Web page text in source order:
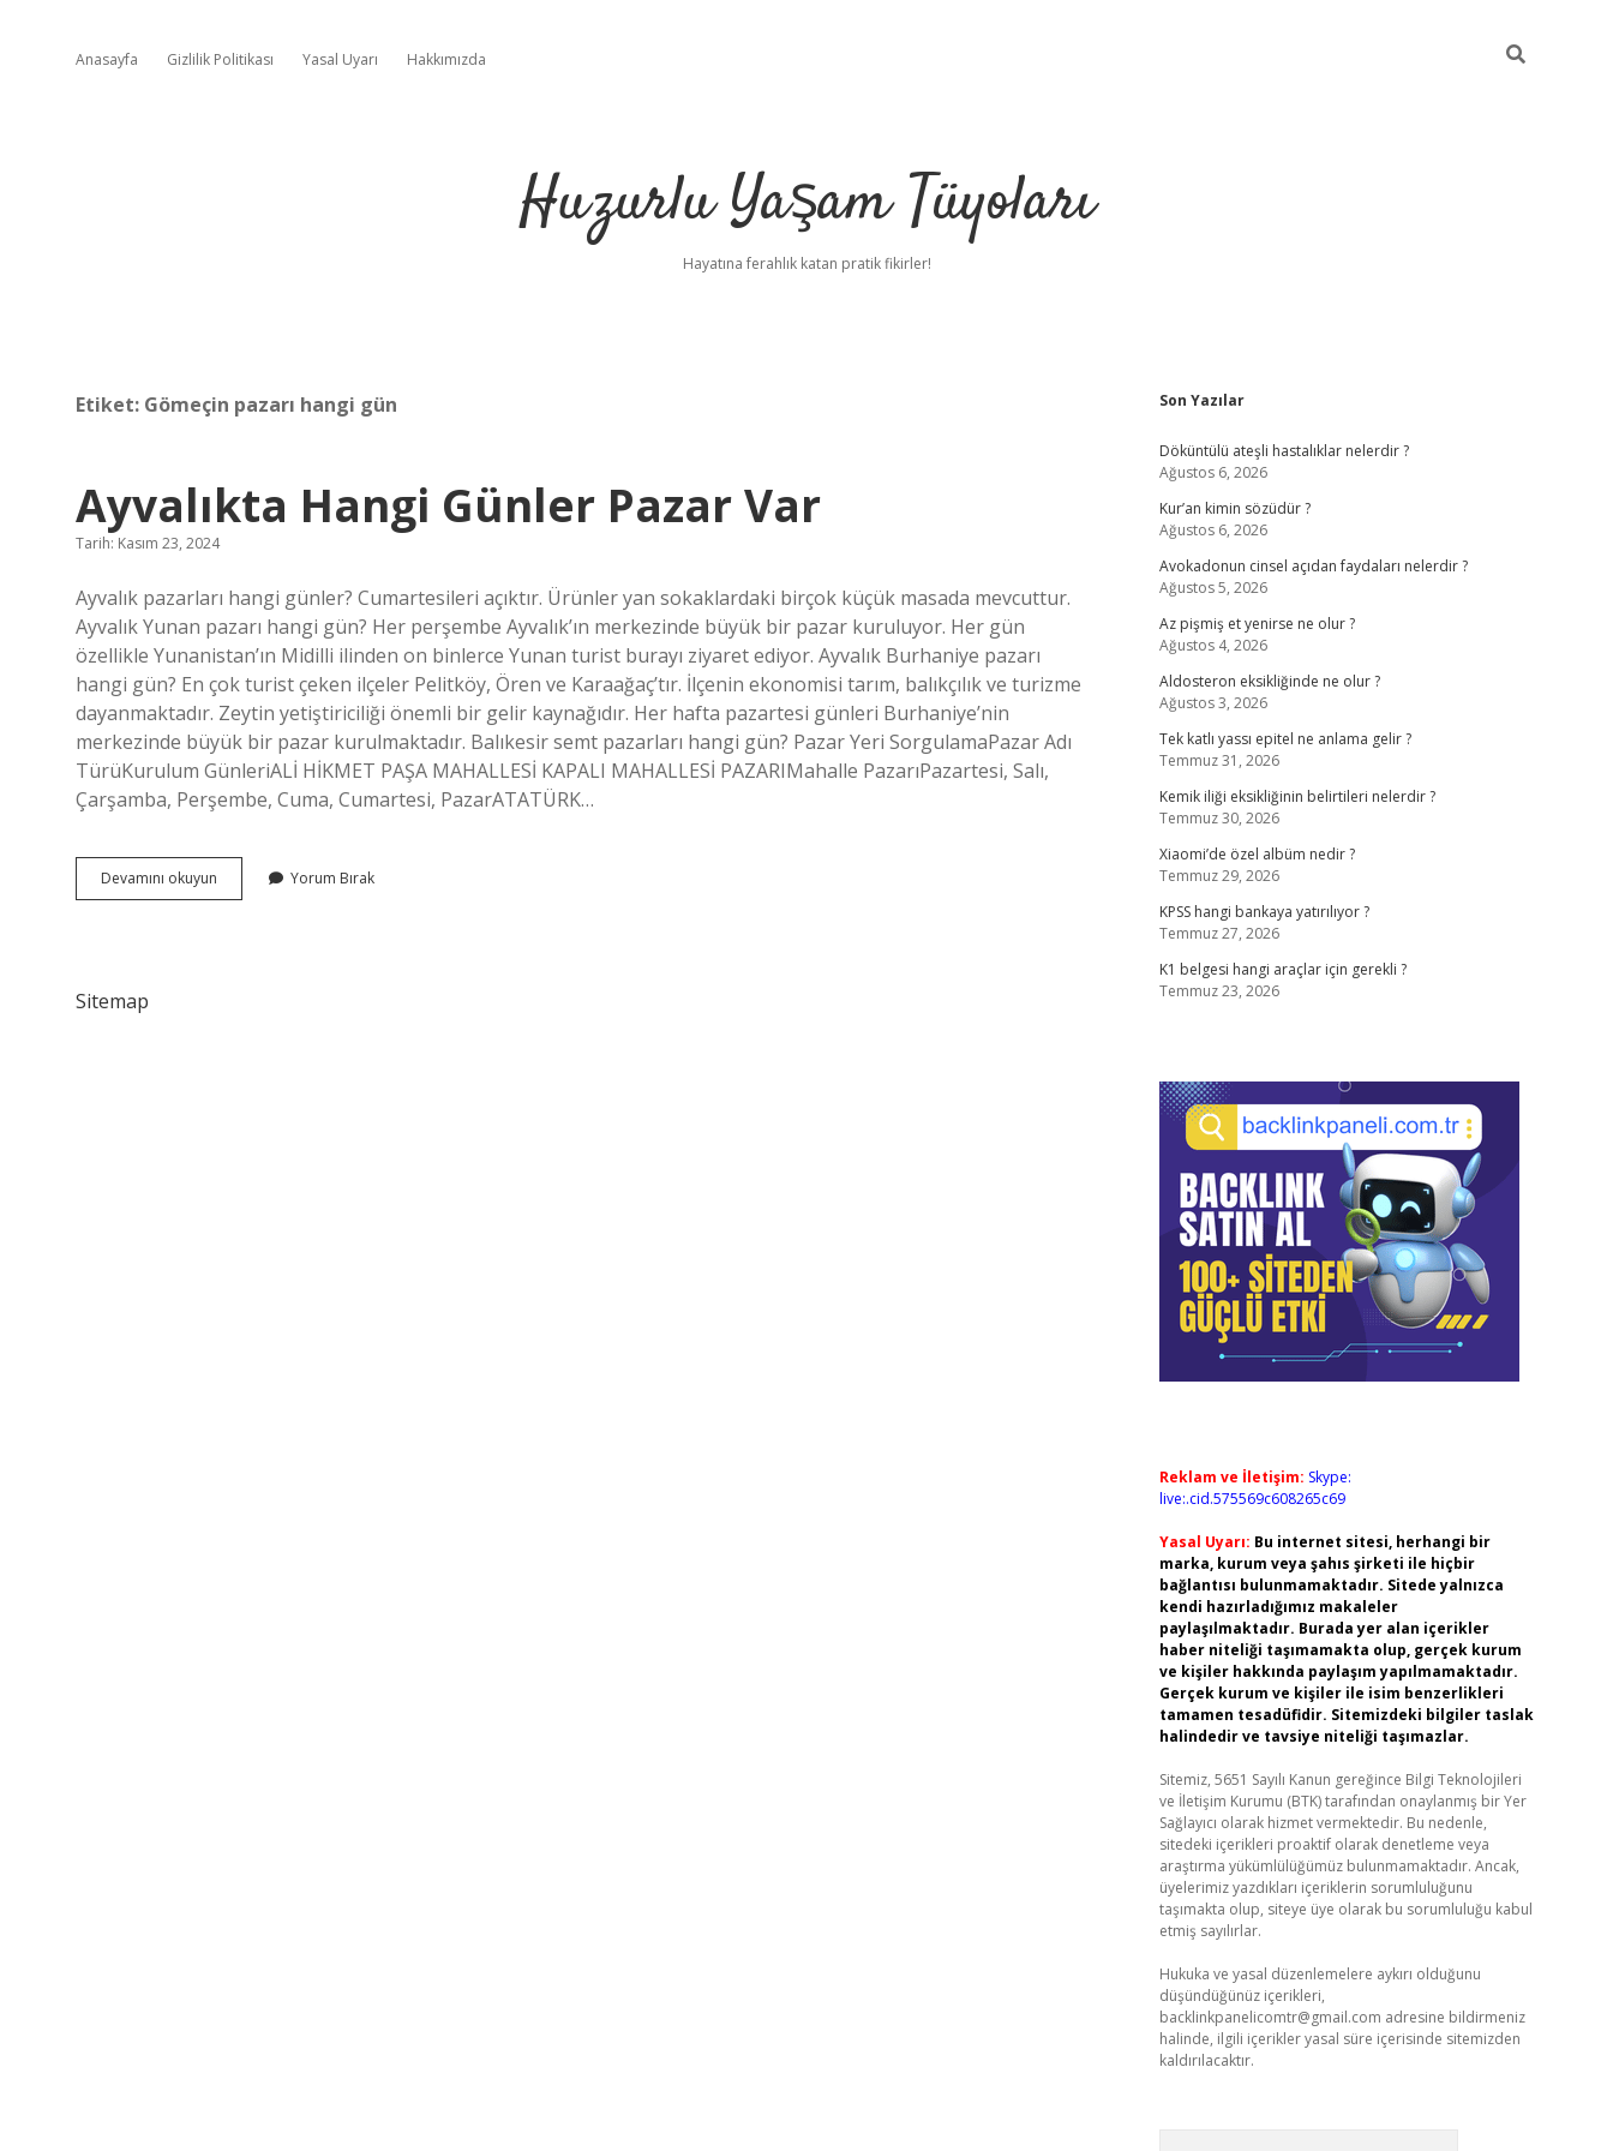
Anasayfa Gizlilik Politikası Yasal Uyarı Hakkımızda
Huzurlu Yaşam Tüyoları
Hayatına ferahlık katan pratik fikirler!
Etiket: Gömeçin pazarı hangi gün
Ayvalıkta Hangi Günler Pazar Var
Tarih: Kasım 23, 2024
Ayvalık pazarları hangi günler? Cumartesileri açıktır. Ürünler yan sokaklardaki birçok küçük masada mevcuttur.
Ayvalık Yunan pazarı hangi gün? Her perşembe Ayvalık’ın merkezinde büyük bir pazar kuruluyor. Her gün
özellikle Yunanistan’ın Midilli ilinden on binlerce Yunan turist burayı ziyaret ediyor. Ayvalık Burhaniye pazarı
hangi gün? En çok turist çeken ilçeler Pelitköy, Ören ve Karaağaç’tır. İlçenin ekonomisi tarım, balıkçılık ve turizme
dayanmaktadır. Zeytin yetiştiriciliği önemli bir gelir kaynağıdır. Her hafta pazartesi günleri Burhaniye’nin
merkezinde büyük bir pazar kurulmaktadır. Balıkesir semt pazarları hangi gün? Pazar Yeri SorgulamaPazar Adı
TürüKurulum GünleriALİ HİKMET PAŞA MAHALLESİ KAPALI MAHALLESİ PAZARIMahalle PazarıPazartesi, Salı,
Çarşamba, Perşembe, Cuma, Cumartesi, PazarATATÜRK…
Devamını okuyun Ayvalıkta
Hangi
Yorum Bırak
Sitemap
Sidebar
Son Yazılar
Döküntülü ateşli hastalıklar nelerdir ?
Ağustos 6, 2026
Kur’an kimin sözüdür ?
Ağustos 6, 2026
Avokadonun cinsel açıdan faydaları nelerdir ?
Ağustos 5, 2026
Az pişmiş et yenirse ne olur ?
Ağustos 4, 2026
Aldosteron eksikliğinde ne olur ?
Ağustos 3, 2026
Tek katlı yassı epitel ne anlama gelir ?
Temmuz 31, 2026
Kemik iliği eksikliğinin belirtileri nelerdir ?
Temmuz 30, 2026
Xiaomi’de özel albüm nedir ?
Temmuz 29, 2026
KPSS hangi bankaya yatırılıyor ?
Temmuz 27, 2026
K1 belgesi hangi araçlar için gerekli ?
Temmuz 23, 2026
Reklam ve İletişim: Skype:
live:.cid.575569c608265c69
Yasal Uyarı: Bu internet sitesi, herhangi bir
marka, kurum veya şahıs şirketi ile hiçbir
bağlantısı bulunmamaktadır. Sitede yalnızca
kendi hazırladığımız makaleler
paylaşılmaktadır. Burada yer alan içerikler
haber niteliği taşımamakta olup, gerçek kurum
ve kişiler hakkında paylaşım yapılmamaktadır.
Gerçek kurum ve kişiler ile isim benzerlikleri
tamamen tesadüfidir. Sitemizdeki bilgiler taslak
halindedir ve tavsiye niteliği taşımazlar.
Sitemiz, 5651 Sayılı Kanun gereğince Bilgi Teknolojileri
ve İletişim Kurumu (BTK) tarafından onaylanmış bir Yer
Sağlayıcı olarak hizmet vermektedir. Bu nedenle,
sitedeki içerikleri proaktif olarak denetleme veya
araştırma yükümlülüğümüz bulunmamaktadır. Ancak,
üyelerimiz yazdıkları içeriklerin sorumluluğunu
taşımakta olup, siteye üye olarak bu sorumluluğu kabul
etmiş sayılırlar.
Hukuka ve yasal düzenlemelere aykırı olduğunu
düşündüğünüz içerikleri,
backlinkpanelicomtr@gmail.com adresine bildirmeniz
halinde, ilgili içerikler yasal süre içerisinde sitemizden
kaldırılacaktır.